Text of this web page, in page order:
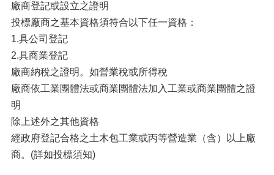
廠商登記或設立之證明
投標廠商之基本資格須符合以下任一資格：
1.具公司登記
2.具商業登記
廠商納稅之證明。如營業稅或所得稅
廠商依工業團體法或商業團體法加入工業或商業團體之證
明
除上述外之其他資格
經政府登記合格之土木包工業或丙等營造業（含）以上廠
商。(詳如投標須知)